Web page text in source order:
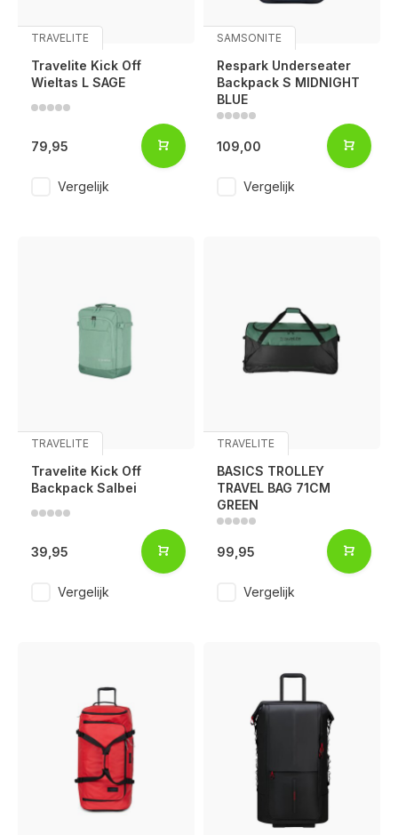
TRAVELITE
Travelite Kick Off
Wieltas L SAGE
79,95
Vergelijk
SAMSONITE
Respark Underseater
Backpack S MIDNIGHT
BLUE
109,00
Vergelijk
TRAVELITE
Travelite Kick Off
Backpack Salbei
39,95
Vergelijk
TRAVELITE
BASICS TROLLEY
TRAVEL BAG 71CM
GREEN
99,95
Vergelijk